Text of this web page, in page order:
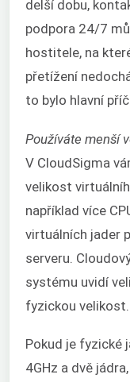
delší dobu,
podpora 24/7
hostitele, na
přetížení
to bylo hlavní
Používáte menší
V CloudSigma
velikost
například více
virtuálních jader
serveru.
systému uvidí
fyzickou velikost.
Pokud je fyzické
4GHz a dvě